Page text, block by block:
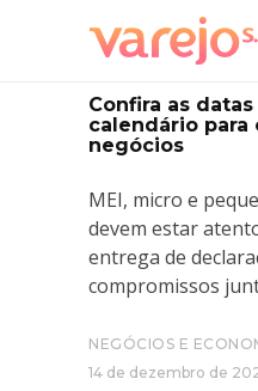
Confira as
calendário para
negócios
MEI, micro e
devem estar
entrega de
compromissos
NEGÓCIOS E
14 de dezembro de